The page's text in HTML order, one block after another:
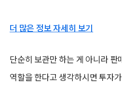
더 많은 정보 자세히 보기
단순히 보관만 하는 게 아니라 판
역할을 한다고 생각하시면 투자